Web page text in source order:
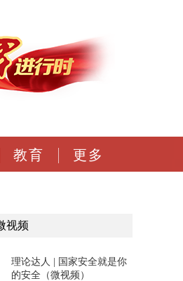
教育 更多
视频
理论达人 | 国家安全就是你
的安全（微视频）